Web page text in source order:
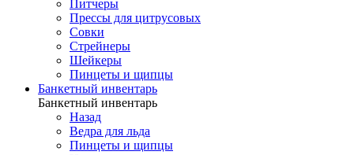
Питчеры
Прессы для цитрусовых
Совки
Стрейнеры
Шейкеры
Пинцеты и щипцы
Банкетный инвентарь
Банкетный инвентарь
Назад
Ведра для льда
Пинцеты и щипцы